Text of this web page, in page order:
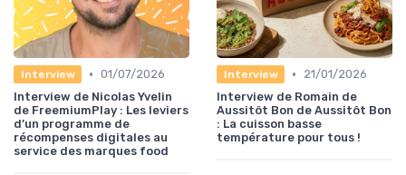
Interview • 01/07/2026
Interview de Nicolas Yvelin
de FreemiumPlay : Les leviers
d’un programme de
récompenses digitales au
service des marques food
Interview •
21/01/2026
Interview de Romain de
Aussitôt Bon de Aussitôt Bon
: La cuisson basse
température pour tous !